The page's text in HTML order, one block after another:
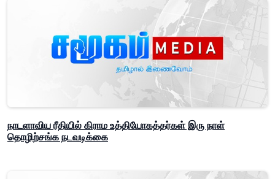
நாடளாவிய ரீதியில் கிராம உத்தியோகத்தர்கள் இரு நாள்
தொழிற்சங்க நடவடிக்கை